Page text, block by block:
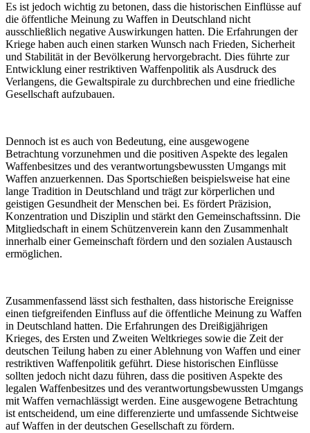
Es ist jedoch wichtig zu betonen, dass die historischen Einflüsse auf
die öffentliche Meinung zu Waffen in Deutschland nicht
ausschließlich negative Auswirkungen hatten. Die Erfahrungen der
Kriege haben auch einen starken Wunsch nach Frieden, Sicherheit
und Stabilität in der Bevölkerung hervorgebracht. Dies führte zur
Entwicklung einer restriktiven Waffenpolitik als Ausdruck des
Verlangens, die Gewaltspirale zu durchbrechen und eine friedliche
Gesellschaft aufzubauen.
Dennoch ist es auch von Bedeutung, eine ausgewogene
Betrachtung vorzunehmen und die positiven Aspekte des legalen
Waffenbesitzes und des verantwortungsbewussten Umgangs mit
Waffen anzuerkennen. Das Sportschießen beispielsweise hat eine
lange Tradition in Deutschland und trägt zur körperlichen und
geistigen Gesundheit der Menschen bei. Es fördert Präzision,
Konzentration und Disziplin und stärkt den Gemeinschaftssinn. Die
Mitgliedschaft in einem Schützenverein kann den Zusammenhalt
innerhalb einer Gemeinschaft fördern und den sozialen Austausch
ermöglichen.
Zusammenfassend lässt sich festhalten, dass historische Ereignisse
einen tiefgreifenden Einfluss auf die öffentliche Meinung zu Waffen
in Deutschland hatten. Die Erfahrungen des Dreißigjährigen
Krieges, des Ersten und Zweiten Weltkrieges sowie die Zeit der
deutschen Teilung haben zu einer Ablehnung von Waffen und einer
restriktiven Waffenpolitik geführt. Diese historischen Einflüsse
sollten jedoch nicht dazu führen, dass die positiven Aspekte des
legalen Waffenbesitzes und des verantwortungsbewussten Umgangs
mit Waffen vernachlässigt werden. Eine ausgewogene Betrachtung
ist entscheidend, um eine differenzierte und umfassende Sichtweise
auf Waffen in der deutschen Gesellschaft zu fördern.